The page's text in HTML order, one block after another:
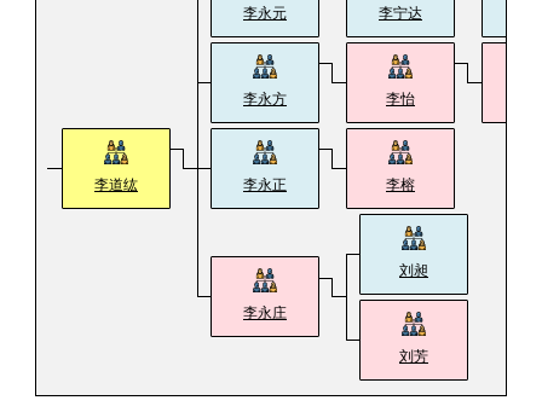
李道纮
李永元 李宁达
李永方 李怡
李永正 李榕
李永庄
刘昶
刘芳